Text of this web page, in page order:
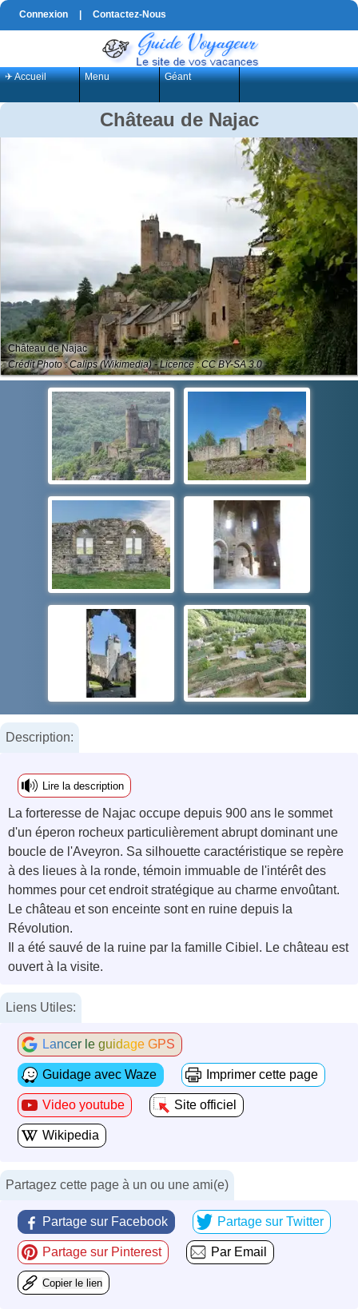
Connexion Contactez-Nous
✈ Accueil Menu Géant
Château de Najac
Château de Najac
Crédit Photo : Calips (Wikimedia) - Licence : CC BY-SA 3.0
Description:
Lire la description
La forteresse de Najac occupe depuis 900 ans le sommet
d'un éperon rocheux particulièrement abrupt dominant une
boucle de l'Aveyron. Sa silhouette caractéristique se repère
à des lieues à la ronde, témoin immuable de l'intérêt des
hommes pour cet endroit stratégique au charme envoûtant.
Le château et son enceinte sont en ruine depuis la
Révolution.
Il a été sauvé de la ruine par la famille Cibiel. Le château est
ouvert à la visite.
Liens Utiles:
Lancer le guidage GPS
Guidage avec Waze Imprimer cette page
Video youtube Site officiel
Wikipedia
Partagez cette page à un ou une ami(e)
Partage sur Facebook Partage sur Twitter
Partage sur Pinterest Par Email
Copier le lien